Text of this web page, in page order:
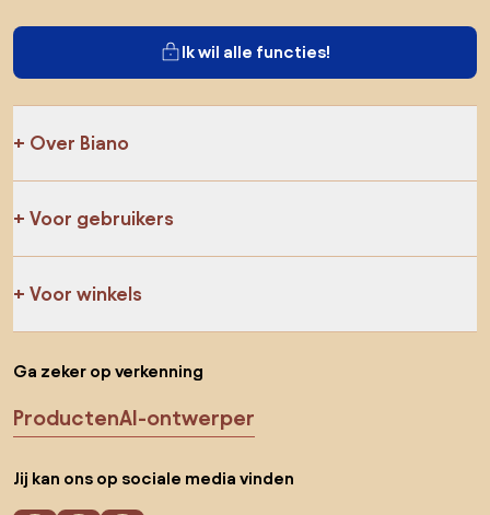
Ik wil alle functies!
Over Biano
Voor gebruikers
Voor winkels
Ga zeker op verkenning
ProductenAI-ontwerper
Jij kan ons op sociale media vinden